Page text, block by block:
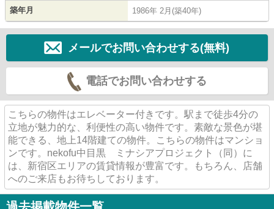
築年月 1986年 2月(築40年)
メールでお問い合わせする(無料)
電話でお問い合わせする
こちらの物件はエレベーター付きです。駅まで徒歩4分の
立地が魅力的な、利便性の高い物件です。素敵な景色が堪
能できる、地上14階建ての物件。こちらの物件はマンショ
ンです。nekofu中目黒 ミナシアプロジェクト（同）に
は、新宿区エリアの賃貸情報が豊富です。もちろん、店舗
へのご来店もお待ちしております。